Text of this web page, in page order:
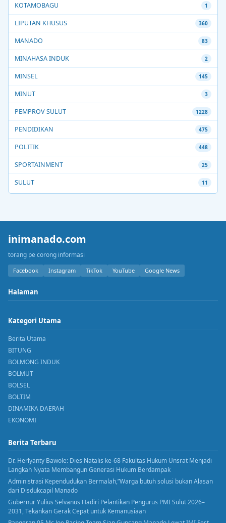
KOTAMOBAGU 1
LIPUTAN KHUSUS 360
MANADO 83
MINAHASA INDUK 2
MINSEL 145
MINUT 3
PEMPROV SULUT 1228
PENDIDIKAN 475
POLITIK 448
SPORTAINMENT 25
SULUT 11
inimanado.com
torang pe corong informasi
Facebook Instagram TikTok YouTube Google News
Halaman
Kategori Utama
Berita Utama
BITUNG
BOLMONG INDUK
BOLMUT
BOLSEL
BOLTIM
DINAMIKA DAERAH
EKONOMI
Berita Terbaru
Dr. Herlyanty Bawole: Dies Natalis ke-68 Fakultas Hukum Unsrat Menjadi
Langkah Nyata Membangun Generasi Hukum Berdampak
Administrasi Kependudukan Bermalah,”Warga butuh solusi bukan Alasan
dari Disdukcapil Manado
Gubernur Yulius Selvanus Hadiri Pelantikan Pengurus PMI Sulut 2026–
2031, Tekankan Gerak Cepat untuk Kemanusiaan